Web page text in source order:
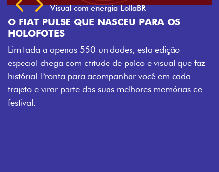
O FIAT PULSE QUE NASCEU PARA OS
HOLOFOTES
Limitada a apenas 550 unidades, esta edição
especial chega com atitude de palco e visual que faz
história! Pronta para acompanhar você em cada
trajeto e virar parte das suas melhores memórias de
festival.
Previous
Next